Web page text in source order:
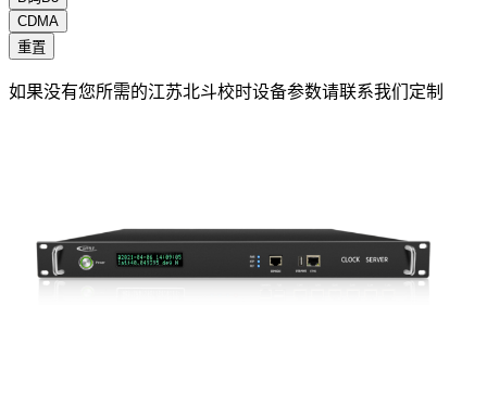
CDMA
重置
如果没有您所需的江苏北斗校时设备参数请联系我们定制